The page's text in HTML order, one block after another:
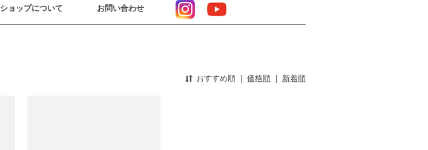
ショップについて お問い合わせ
おすすめ順 価格順 新着順